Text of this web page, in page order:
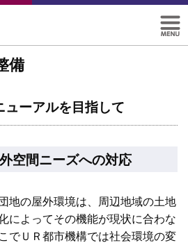
備
ューアルを目指して
空間ニーズへの対応
地の屋外環境は、周辺地域の土地
によってその機能が現状に合わな
でＵＲ都市機構では社会環境の変